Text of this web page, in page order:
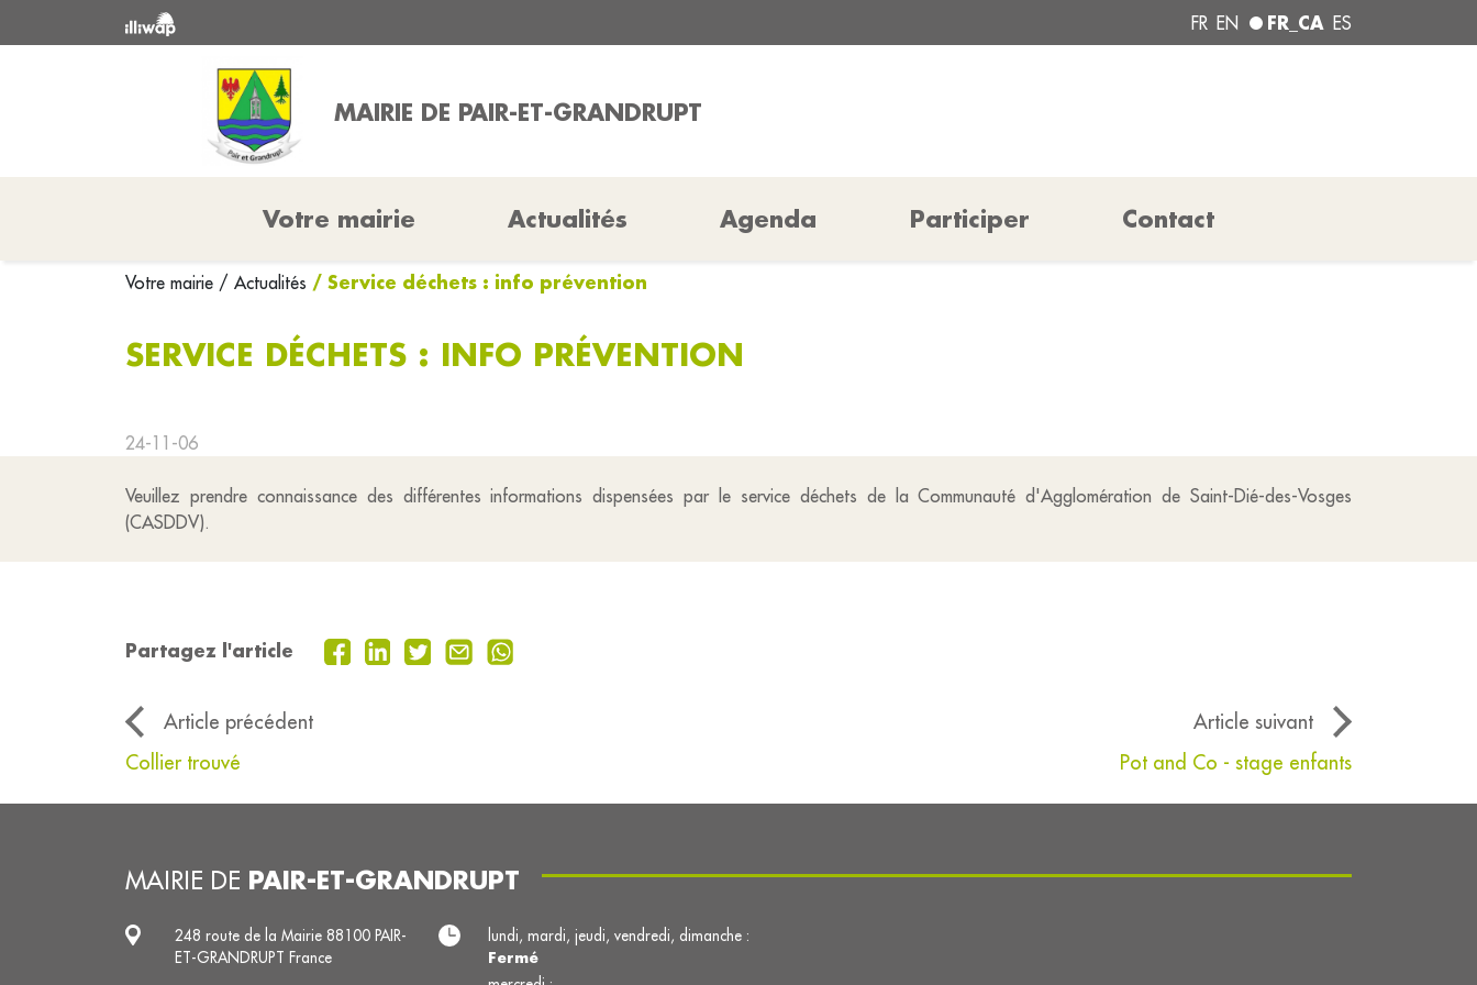
FR EN FR_CA ES
MAIRIE DE PAIR-ET-GRANDRUPT
Votre mairie Actualités Agenda Participer Contact
Votre mairie / Actualités / Service déchets : info prévention
SERVICE DÉCHETS : INFO PRÉVENTION
24-11-06
Veuillez prendre connaissance des différentes informations dispensées par le service déchets de la Communauté d'Agglomération de Saint-Dié-des-Vosges
(CASDDV).
Partagez l'article
Article précédent
Article suivant
Collier trouvé
Pot and Co - stage enfants
MAIRIE DE PAIR-ET-GRANDRUPT
248 route de la Mairie 88100 PAIR-
ET-GRANDRUPT France
lundi, mardi, jeudi, vendredi, dimanche :
Fermé